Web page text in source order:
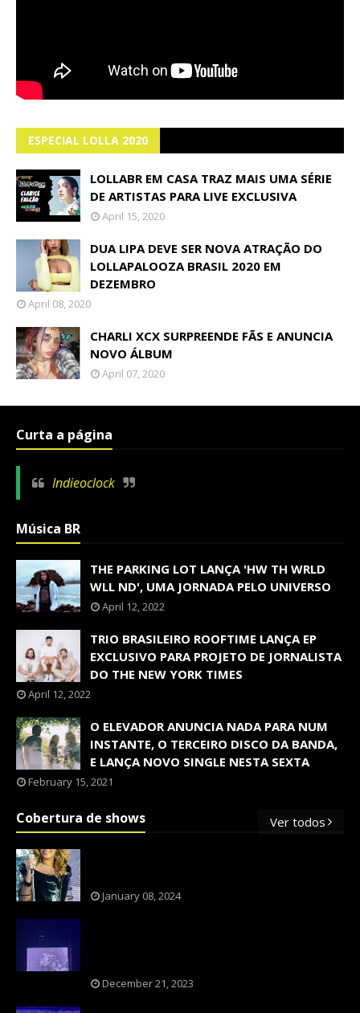
ESPECIAL LOLLA 2020
LOLLABR EM CASA TRAZ MAIS UMA SÉRIE
DE ARTISTAS PARA LIVE EXCLUSIVA
April 15, 2020
DUA LIPA DEVE SER NOVA ATRAÇÃO DO
LOLLAPALOOZA BRASIL 2020 EM
DEZEMBRO
April 08, 2020
CHARLI XCX SURPREENDE FÃS E ANUNCIA
NOVO ÁLBUM
April 07, 2020
Curta a página
Indieoclock
Música BR
THE PARKING LOT LANÇA 'HW TH WRLD
WLL ND', UMA JORNADA PELO UNIVERSO
April 12, 2022
TRIO BRASILEIRO ROOFTIME LANÇA EP
EXCLUSIVO PARA PROJETO DE JORNALISTA
DO THE NEW YORK TIMES
April 12, 2022
O ELEVADOR ANUNCIA NADA PARA NUM
INSTANTE, O TERCEIRO DISCO DA BANDA,
E LANÇA NOVO SINGLE NESTA SEXTA
February 15, 2021
Cobertura de shows Ver todos
January 08, 2024
December 21, 2023